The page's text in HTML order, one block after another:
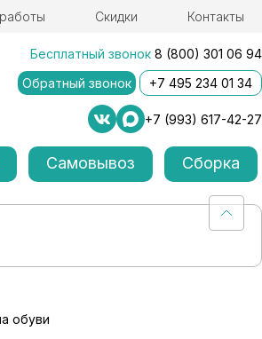
Скидки Контакты
Бесплатный звонок 8 (800) 301 06 94
Обратный звонок
+7 495 234 01 34
+7 (993) 617-42-27
Самовывоз Сборка
обуви